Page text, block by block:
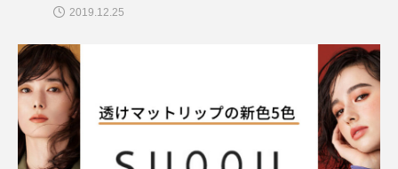
2019.12.25